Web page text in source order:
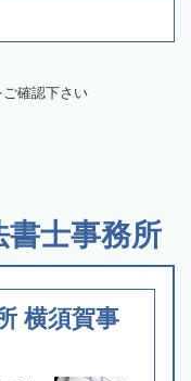
ご確認下さい
書士事務所
横須賀事